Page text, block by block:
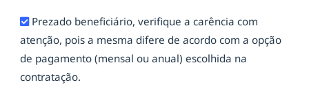
Prezado beneficiário, verifique a carência com
atenção, pois a mesma difere de acordo com a opção
de pagamento (mensal ou anual) escolhida na
contratação.